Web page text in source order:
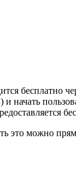
бесплатно
начать
можно